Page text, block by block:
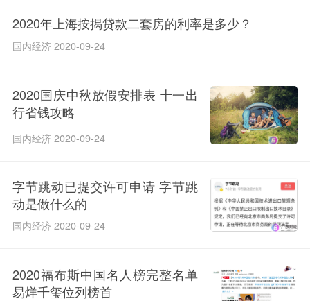
2020年上海按揭贷款二套房的利率是多少？
国内经济 2020-09-24
2020国庆中秋放假安排表 十一出
行省钱攻略
国内经济 2020-09-24
字节跳动已提交许可申请 字节跳
动是做什么的
国内经济 2020-09-24
2020福布斯中国名人榜完整名单
易烊千玺位列榜首